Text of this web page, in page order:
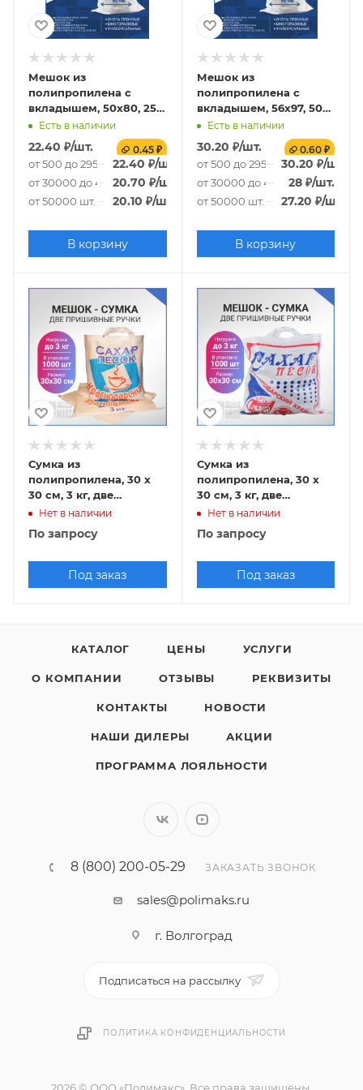
Мешок из
полипропилена с
вкладышем, 50x80, 25
кг, 65г
Есть в наличии
22.40 ₽/шт. 0.45 ₽
от 500 до 29500 шт.
22.40 ₽/шт.
от 30000 до 49500 шт.
20.70 ₽/шт.
от 50000 шт. 20.10 ₽/шт.
В корзину
Мешок из
полипропилена с
вкладышем, 56x97, 50
кг, 90г
Есть в наличии
30.20 ₽/шт. 0.60 ₽
от 500 до 29500 шт.
30.20 ₽/шт.
от 30000 до 49500 шт.
28 ₽/шт.
от 50000 шт. 27.20 ₽/шт.
В корзину
Сумка из
полипропилена, 30 х
30 см, 3 кг, две
пришивные ручки
Нет в наличии
По запросу
Под заказ
Сумка из
полипропилена, 30 х
30 см, 3 кг, две
пришивные ручки
Нет в наличии
По запросу
Под заказ
КАТАЛОГ ЦЕНЫ УСЛУГИ
О КОМПАНИИ ОТЗЫВЫ РЕКВИЗИТЫ
КОНТАКТЫ НОВОСТИ
НАШИ ДИЛЕРЫ АКЦИИ
ПРОГРАММА ЛОЯЛЬНОСТИ
8 (800) 200-05-29 ЗАКАЗАТЬ ЗВОНОК
sales@polimaks.ru
г. Волгоград
Подписаться на рассылку
ПОЛИТИКА КОНФИДЕНЦИАЛЬНОСТИ